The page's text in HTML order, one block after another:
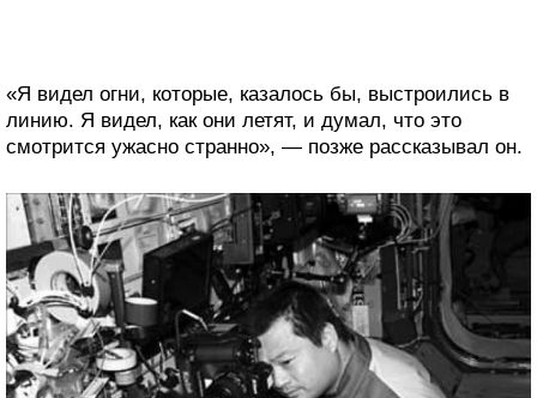
«Я видел огни, которые, казалось бы, выстроились в
линию. Я видел, как они летят, и думал, что это
смотрится ужасно странно», — позже рассказывал он.